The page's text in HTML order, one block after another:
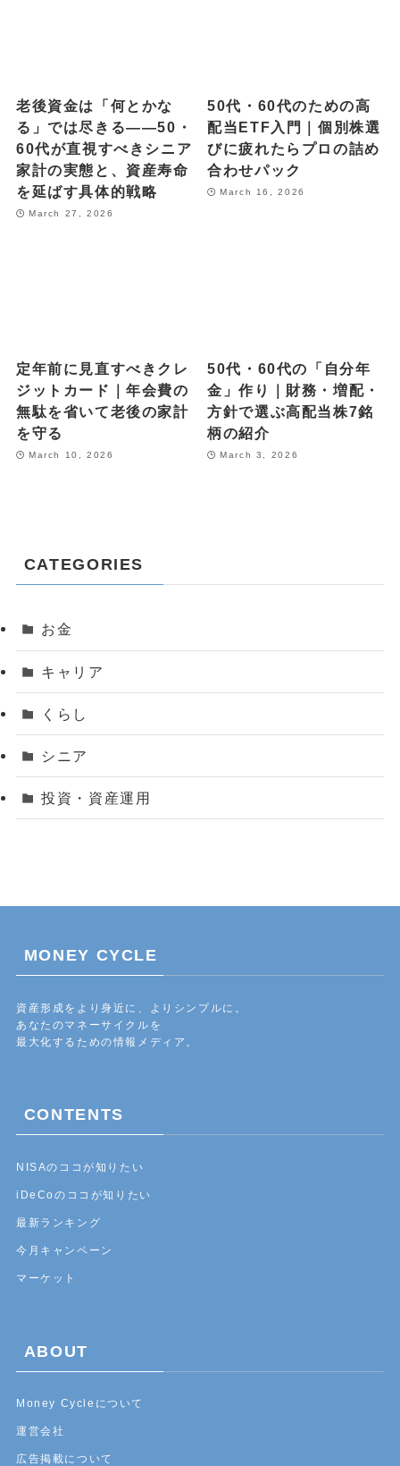
老後資金は「何とかな
る」では尽きる——50・
60代が直視すべきシニア
家計の実態と、資産寿命
を延ばす具体的戦略
March 27, 2026
50代・60代のための高
配当ETF入門｜個別株選
びに疲れたらプロの詰め
合わせパック
March 16, 2026
定年前に見直すべきクレ
ジットカード｜年会費の
無駄を省いて老後の家計
を守る
March 10, 2026
50代・60代の「自分年
金」作り｜財務・増配・
方針で選ぶ高配当株7銘
柄の紹介
March 3, 2026
CATEGORIES
お金
キャリア
くらし
シニア
投資・資産運用
MONEY CYCLE
資産形成をより身近に、よりシンプルに。
あなたのマネーサイクルを
最大化するための情報メディア。
CONTENTS
NISAのココが知りたい
iDeCoのココが知りたい
最新ランキング
今月キャンペーン
マーケット
ABOUT
Money Cycleについて
運営会社
広告掲載について